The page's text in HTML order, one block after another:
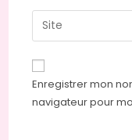
to
comment
email
address
comment
Saisir
l’URL
de
votre
site
Enregistrer mon
navigateur pour